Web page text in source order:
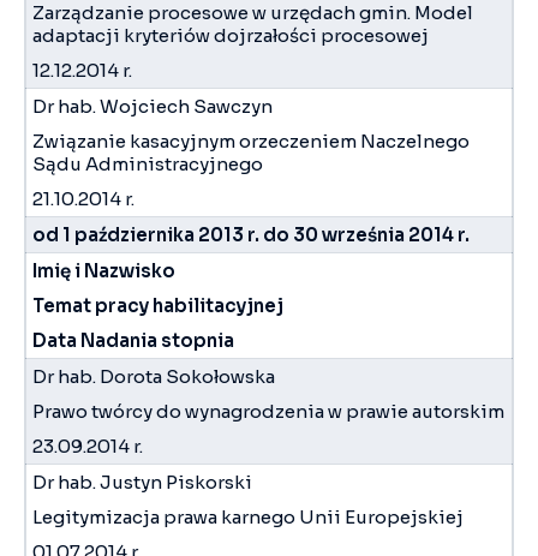
Zarządzanie procesowe w urzędach gmin. Model
adaptacji kryteriów dojrzałości procesowej
12.12.2014 r.
Dr hab. Wojciech Sawczyn
Związanie kasacyjnym orzeczeniem Naczelnego
Sądu Administracyjnego
21.10.2014 r.
od 1 października 2013 r. do 30 września 2014 r.
Imię i Nazwisko
Temat pracy habilitacyjnej
Data Nadania stopnia
Dr hab. Dorota Sokołowska
Prawo twórcy do wynagrodzenia w prawie autorskim
23.09.2014 r.
Dr hab. Justyn Piskorski
Legitymizacja prawa karnego Unii Europejskiej